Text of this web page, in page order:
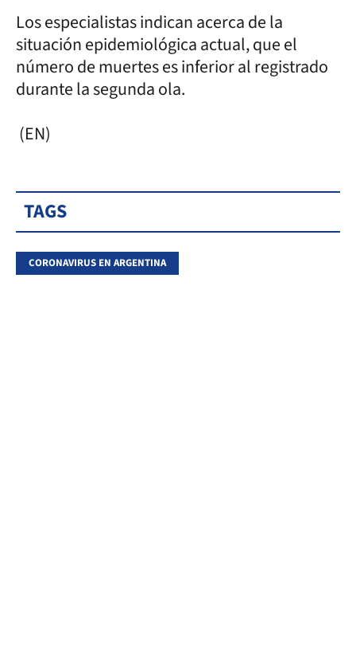
Los especialistas indican acerca de la
situación epidemiológica actual, que el
número de muertes es inferior al registrado
durante la segunda ola.
(EN)
TAGS
CORONAVIRUS EN ARGENTINA